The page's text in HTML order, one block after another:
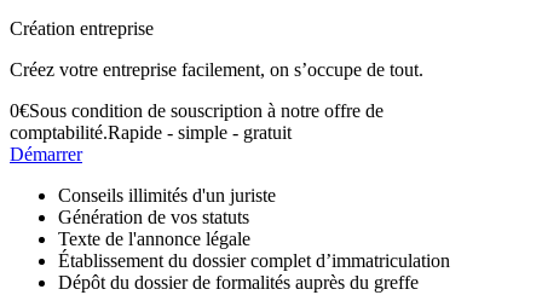
Création entreprise
Créez votre entreprise facilement, on s’occupe de tout.
0€Sous condition de souscription à notre offre de
comptabilité.Rapide - simple - gratuit
Démarrer
Conseils illimités d'un juriste
Génération de vos statuts
Texte de l'annonce légale
Établissement du dossier complet d’immatriculation
Dépôt du dossier de formalités auprès du greffe